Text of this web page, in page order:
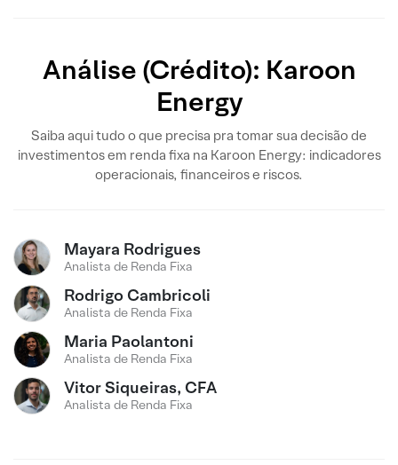
Análise (Crédito): Karoon
Energy
Saiba aqui tudo o que precisa pra tomar sua decisão de
investimentos em renda fixa na Karoon Energy: indicadores
operacionais, financeiros e riscos.
Mayara Rodrigues
Analista de Renda Fixa
Rodrigo Cambricoli
Analista de Renda Fixa
Maria Paolantoni
Analista de Renda Fixa
Vitor Siqueiras, CFA
Analista de Renda Fixa